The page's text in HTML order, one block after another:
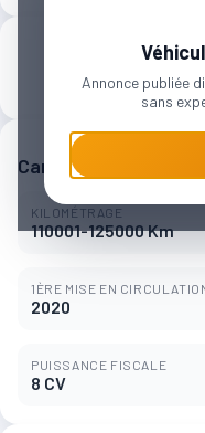
Annonce publiée
sans
Caractéristiques
KILOMÉTRAGE
110001-125000 Km
1ÈRE MISE EN
2020
PUISSANCE FISCALE
8 CV